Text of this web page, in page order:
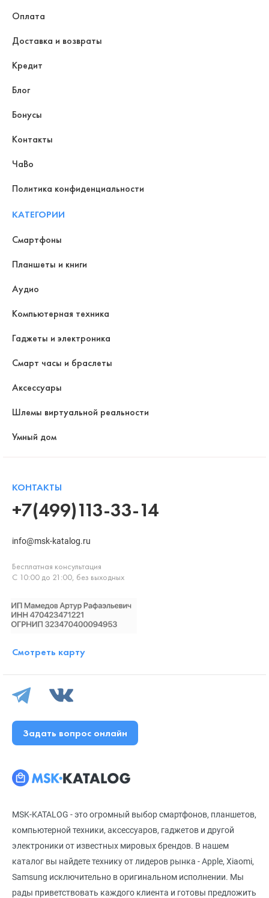
MSK-KATALOG - это огромный выбор смартфонов, планшетов,
компьютерной техники, аксессуаров, гаджетов и другой
электроники от известных мировых брендов. В нашем
каталог вы найдете технику от лидеров рынка - Apple, Xiaomi,
Samsung исключительно в оригинальном исполнении. Мы
рады приветствовать каждого клиента и готовы предложить
Оплата
Доставка и возвраты
Кредит
Блог
Бонусы
Контакты
ЧаВо
Политика конфиденциальности
КАТЕГОРИИ
Смартфоны
Планшеты и книги
Аудио
Компьютерная техника
Гаджеты и электроника
Смарт часы и браслеты
Аксессуары
Шлемы виртуальной реальности
Умный дом
КОНТАКТЫ
+7(499)113-33-14
info@msk-katalog.ru
Бесплатная консультация
С 10:00 до 21:00, без выходных
Смотреть карту
Задать вопрос онлайн